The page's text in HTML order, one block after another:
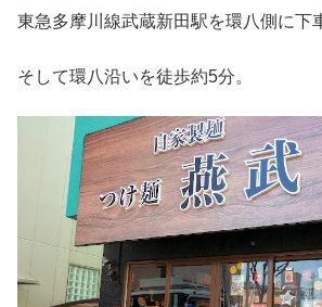
東急多摩川線武蔵新田駅を環八側に下
そして環八沿いを徒歩約5分。